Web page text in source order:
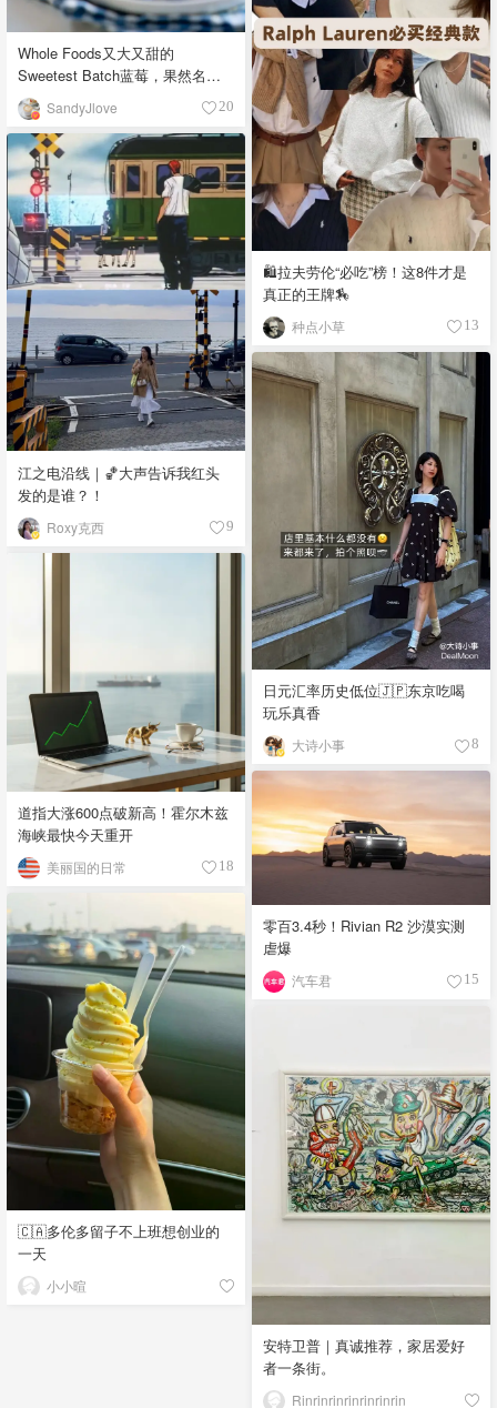
Whole Foods又大又甜的
Sweetest Batch蓝莓，果然名副
其实！SandyJlove 20
🛍️拉夫劳伦“必吃”榜！这8件才是
真正的王牌🏇
种点小草 13
江之电沿线｜🏀大声告诉我红头
发的是谁？！
Roxy克西 9
日元汇率历史低位🇯🇵东京吃喝
玩乐真香
大诗小事 8
道指大涨600点破新高！霍尔木兹
海峡最快今天重开
美丽国的日常 18
零百3.4秒！Rivian R2 沙漠实测
虐爆
汽车君 15
🇨🇦多伦多留子不上班想创业的
一天
小小暄
安特卫普｜真诚推荐，家居爱好
者一条街。
Rinrinrinrinrinrinrin